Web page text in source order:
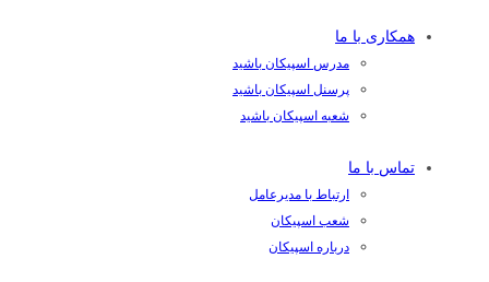
همکاری با ما
مدرس اسپیکان باشید
پرسنل اسپیکان باشید
شعبه اسپیکان باشید
تماس با ما
ارتباط با مدیرعامل
شعب اسپیکان
درباره اسپیکان